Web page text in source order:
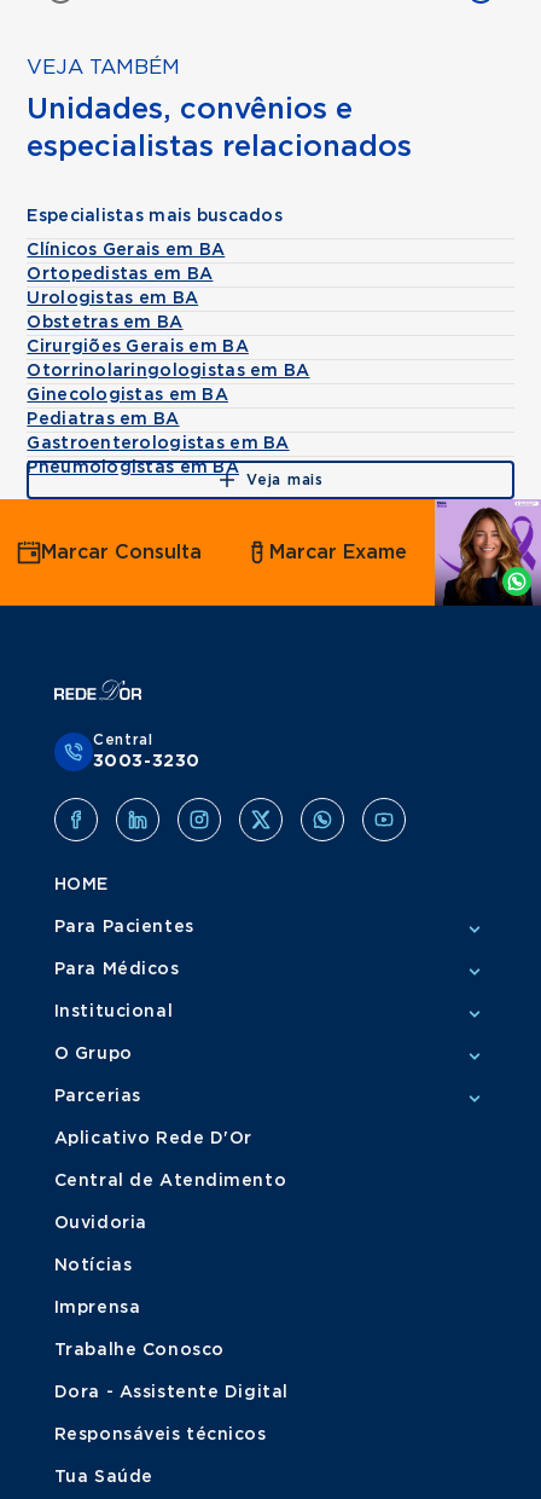
VEJA TAMBÉM
Unidades, convênios e
especialistas relacionados
Especialistas mais buscados
Clínicos Gerais em BA
Ortopedistas em BA
Urologistas em BA
Obstetras em BA
Cirurgiões Gerais em BA
Otorrinolaringologistas em BA
Ginecologistas em BA
Pediatras em BA
Gastroenterologistas em BA
Pneumologistas em BA
Veja mais
Agende
por
Whatsapp
Marcar Consulta Marcar Exame
Central
3003-3230
HOME
Para Pacientes
Para Médicos
Institucional
O Grupo
Parcerias
Aplicativo Rede D'Or
Central de Atendimento
Ouvidoria
Notícias
Imprensa
Trabalhe Conosco
Dora - Assistente Digital
Responsáveis técnicos
Tua Saúde